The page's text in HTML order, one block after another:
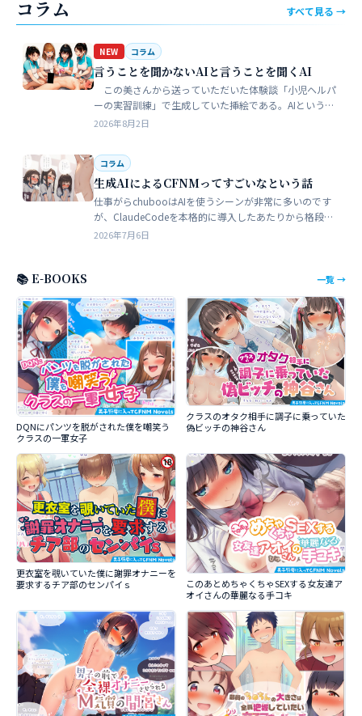
コラム すべて見る →
NEW コラム
言うことを聞かないAIと言うことを聞くAI
この美さんから送っていただいた体験談「小児ヘルパ
ーの実習訓練」で生成していた挿絵である。AIというの
は、どうしても細部が苦手でトークンを積まずにやれる
2026年8月2日
コラム
生成AIによるCFNMってすごいなという話
仕事がらchubooはAIを使うシーンが非常に多いのです
が、ClaudeCodeを本格的に導入したあたりから格段に
やれることが多くなった。昔からときどき思うことがあ
2026年7月6日
📚 E-BOOKS 一覧 →
DQNにパンツを脱がされた僕を嘲笑う
クラスの一軍女子
クラスのオタク相手に調子に乗っていた
偽ビッチの神谷さん
更衣室を覗いていた僕に謝罪オナニーを
要求するチア部のセンパイｓ
このあとめちゃくちゃSEXする女友達ア
オイさんの華麗なる手コキ